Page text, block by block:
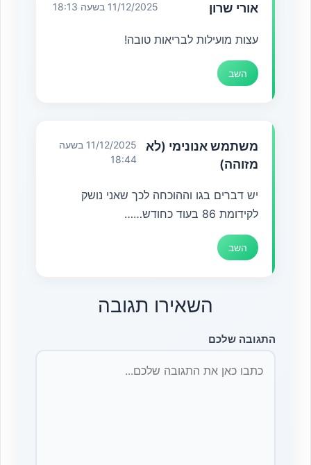
אורי שרון 11/12/2025 בשעה 18:13
עצות מועילות לבריאות טובה!
השב
משתמש אנונימי (לא
מזוהה)
11/12/2025 בשעה
18:44
יש דברים בגו וההוכחה לכך שאני נושק
לקידומת 86 בעוד כחודש……
השב
השאירו תגובה
התגובה שלכם